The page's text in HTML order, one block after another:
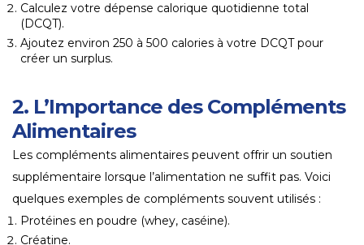
Calculez votre dépense calorique quotidienne total
(DCQT).
Ajoutez environ 250 à 500 calories à votre DCQT pour
créer un surplus.
2. L’Importance des Compléments
Alimentaires
Les compléments alimentaires peuvent offrir un soutien
supplémentaire lorsque l’alimentation ne suffit pas. Voici
quelques exemples de compléments souvent utilisés :
Protéines en poudre (whey, caséine).
Créatine.